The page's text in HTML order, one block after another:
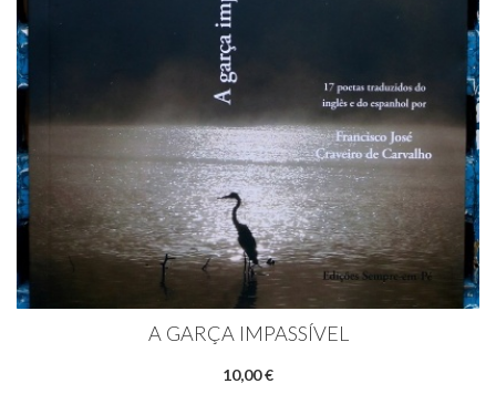
A GARÇA IMPASSÍVEL
10,00 €